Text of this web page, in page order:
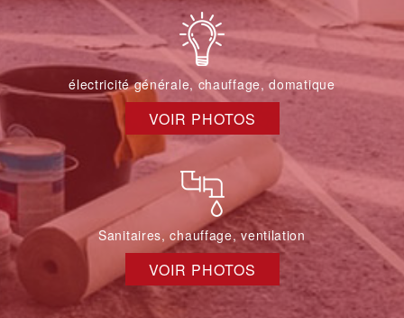
électricité générale, chauffage, domatique
VOIR PHOTOS
Sanitaires, chauffage, ventilation
VOIR PHOTOS